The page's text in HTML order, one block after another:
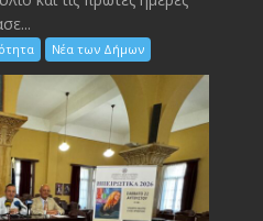
Νέα των Δήμων